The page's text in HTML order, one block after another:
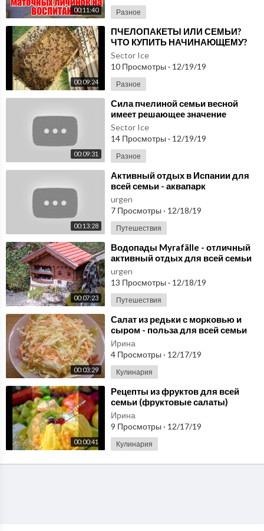
00:11:40 Разное
00:09:24
⁣ПЧЕЛОПАКЕТЫ ИЛИ СЕМЬИ?
ЧТО КУПИТЬ НАЧИНАЮЩЕМУ?
Sector Ice
10 Просмотры · 12/19/19
Разное
00:09:31
⁣Сила пчелиной семьи весной
имеет решающее значение
Sector Ice
14 Просмотры · 12/19/19
Разное
00:13:28
⁣Активный отдых в Испании для
всей семьи - аквапарк
Акваландия в Бенидорме
urgen
7 Просмотры · 12/18/19
Путешествия
00:07:23
⁣Водопады Myrafälle - отличный
активный отдых для всей семьи
в Нижней Австрии
urgen
13 Просмотры · 12/18/19
Путешествия
00:03:29
⁣Салат из редьки с морковью и
сыром - польза для всей семьи
Ирина
4 Просмотры · 12/17/19
Кулинария
00:00:41
⁣Рецепты из фруктов для всей
семьи (фруктовые салаты)
Ирина
9 Просмотры · 12/17/19
Кулинария